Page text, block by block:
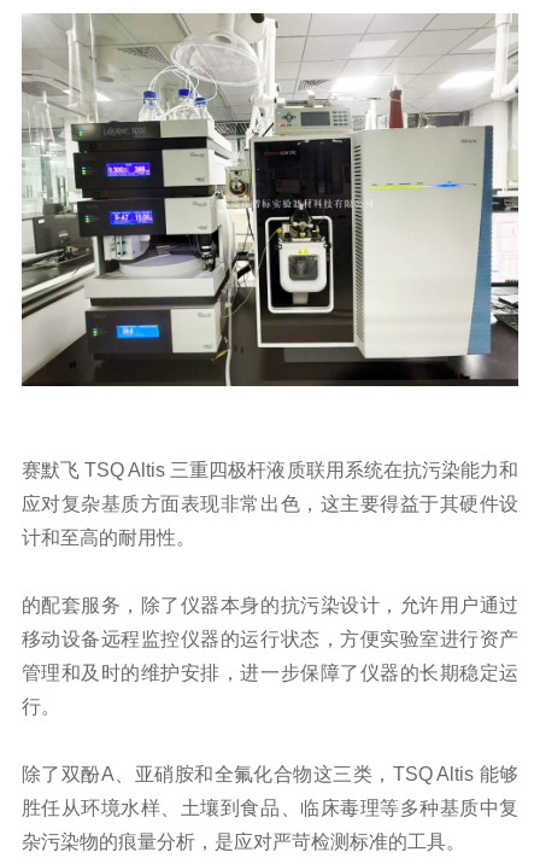
赛默飞 TSQ Altis 三重四极杆液质联用系统在抗污染能力和
应对复杂基质方面表现非常出色，这主要得益于其硬件设
计和至高的耐用性。
的配套服务，除了仪器本身的抗污染设计，允许用户通过
移动设备远程监控仪器的运行状态，方便实验室进行资产
管理和及时的维护安排，进一步保障了仪器的长期稳定运
行。
除了双酚A、亚硝胺和全氟化合物这三类， TSQ Altis 能够
胜任从环境水样、土壤到食品、临床毒理等多种基质中复
杂污染物的痕量分析，是应对严苛检测标准的工具。